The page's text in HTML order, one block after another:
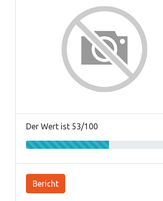
Der Wert ist 53/100
Bericht